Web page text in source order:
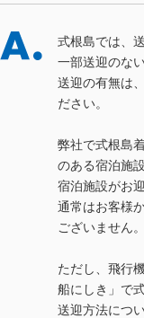
式根島では、
一部送迎のな
送迎の有無は
ださい。
弊社で式根島
のある宿泊施
宿泊施設がお
通常はお客様
ございません。
ただし、飛行
船にしき」で
送迎方法につ